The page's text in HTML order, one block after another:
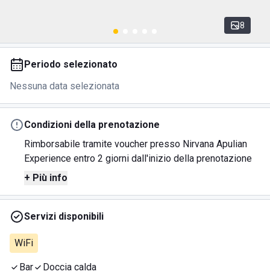
8
Periodo selezionato
Nessuna data selezionata
Condizioni della prenotazione
Rimborsabile tramite voucher presso Nirvana Apulian
Experience entro 2 giorni dall'inizio della prenotazione
+ Più info
Servizi disponibili
WiFi
Bar Doccia calda